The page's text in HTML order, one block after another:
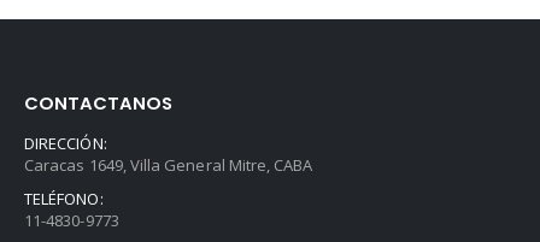
CONTACTANOS
DIRECCIÓN:
Caracas 1649, Villa General Mitre, CABA
TELÉFONO:
11-4830-9773